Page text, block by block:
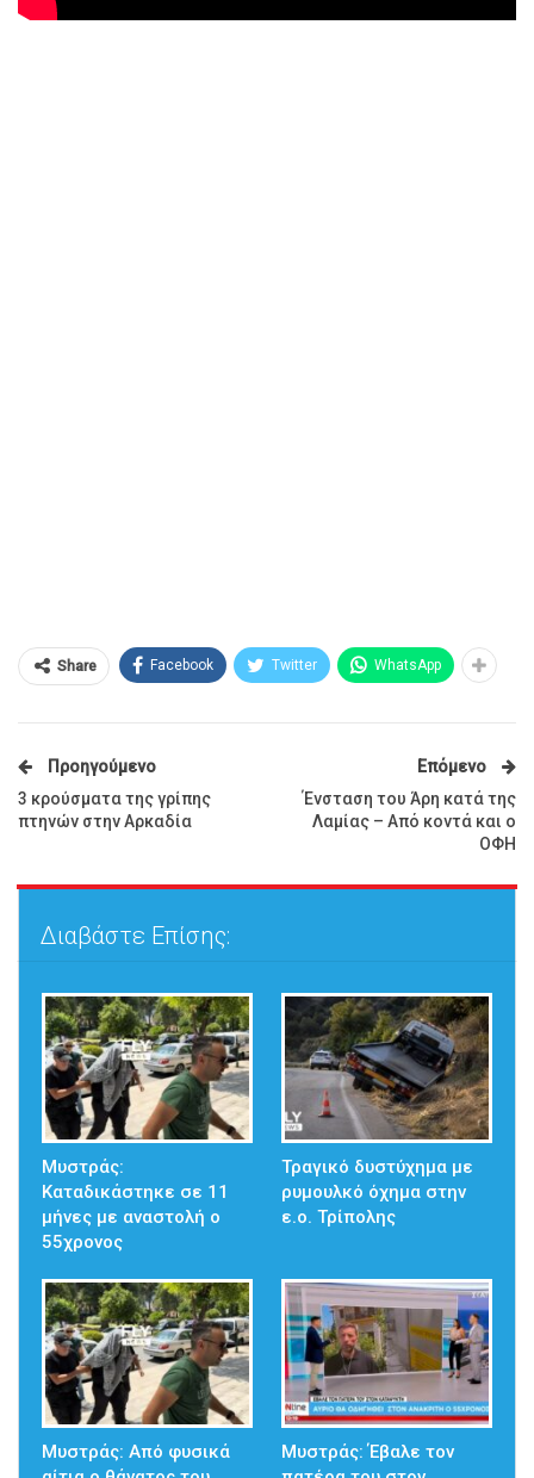
Share Facebook Twitter WhatsApp
Προηγούμενο
3 κρούσματα της γρίπης
πτηνών στην Αρκαδία
Επόμενο
Ένσταση του Άρη κατά της
Λαμίας – Από κοντά και ο
ΟΦΗ
Διαβάστε Επίσης:
Μυστράς:
Καταδικάστηκε σε 11
μήνες με αναστολή ο
55χρονος
Τραγικό δυστύχημα με
ρυμουλκό όχημα στην
ε.ο. Τρίπολης
Μυστράς: Από φυσικά
Μυστράς: Έβαλε τον